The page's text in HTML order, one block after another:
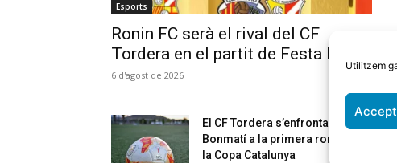
Utilitzem
Esports
Ronin FC serà el rival del CF
Tordera en el partit de Festa Major
6 d'agost de 2026
El CF Tordera s’enfrontarà al CE
Bonmatí a la primera ronda de
la Copa Catalunya